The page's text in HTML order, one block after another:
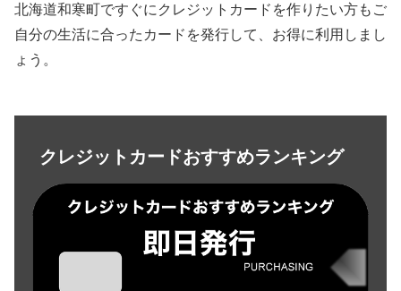
北海道和寒町ですぐにクレジットカードを作りたい方もご
自分の生活に合ったカードを発行して、お得に利用しまし
ょう。
クレジットカードおすすめランキング